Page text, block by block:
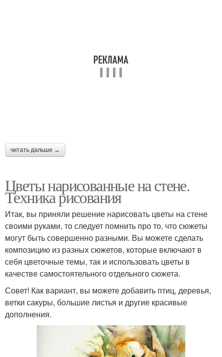
читать дальше →
Цветы нарисованные на стене.
Техника рисования
Итак, вы приняли решение нарисовать цветы на стене
своими руками, то следует помнить про то, что сюжеты
могут быть совершенно разными. Вы можете сделать
композицию из разных сюжетов, которые включают в
себя цветочные темы, так и использовать цветы в
качестве самостоятельного отдельного сюжета.
Совет! Как вариант, вы можете добавить птиц, деревья,
ветки сакуры, большие листья и другие красивые
дополнения.